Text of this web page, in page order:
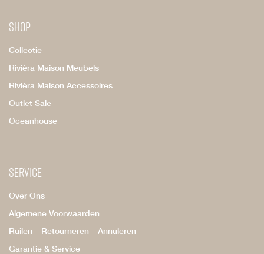
Shop
Collectie
Rivièra Maison Meubels
Rivièra Maison Accessoires
Outlet Sale
Oceanhouse
Service
Over Ons
Algemene Voorwaarden
Ruilen – Retourneren – Annuleren
Garantie & Service